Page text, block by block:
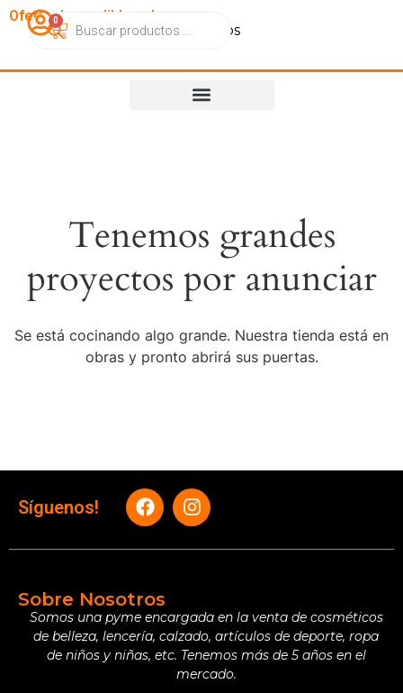
OfertasImperdibles.cl
CatálogoContactoNosotros
0
Tenemos grandes
proyectos por anunciar
Se está cocinando algo grande. Nuestra tienda está en
obras y pronto abrirá sus puertas.
Síguenos!
Sobre Nosotros
Somos una pyme encargada en la venta de cosméticos
de belleza, lencería, calzado, artículos de deporte, ropa
de niños y niñas, etc. Tenemos más de 5 años en el
mercado.